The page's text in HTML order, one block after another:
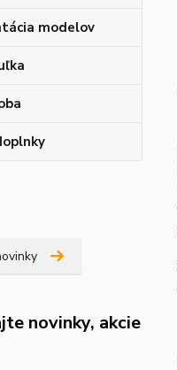
modelov
novinky, akcie